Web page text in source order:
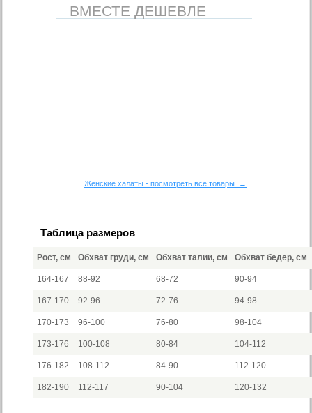
ВМЕСТЕ ДЕШЕВЛЕ
Женские халаты - посмотреть все товары →
Таблица размеров
Рост, см Обхват груди, см Обхват талии, см Обхват бедер, см
164-167 88-92 68-72 90-94
167-170 92-96 72-76 94-98
170-173 96-100 76-80 98-104
173-176 100-108 80-84 104-112
176-182 108-112 84-90 112-120
182-190 112-117 90-104 120-132